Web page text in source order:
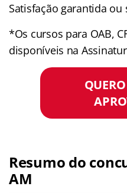
Satisfação garantida
*Os cursos para OAB,
disponíveis na
Resumo do
AM